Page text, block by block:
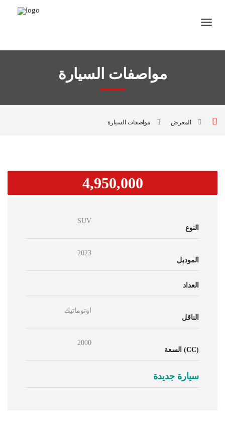
مواصفات السيارة
المعرض مواصفات السيارة
4,950,000
SUV
النوع
2023
الموديل
العداد
اوتوماتيك
الناقل
2000
السعة (CC)
سيارة جديدة